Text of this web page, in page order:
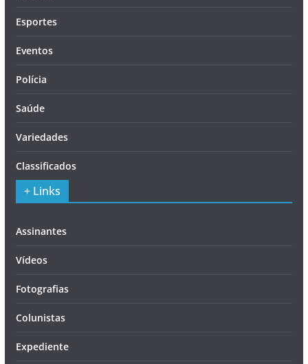
Esportes
Eventos
Polícia
Saúde
Variedades
Classificados
+ Links
Assinantes
Vídeos
Fotografias
Colunistas
Expediente